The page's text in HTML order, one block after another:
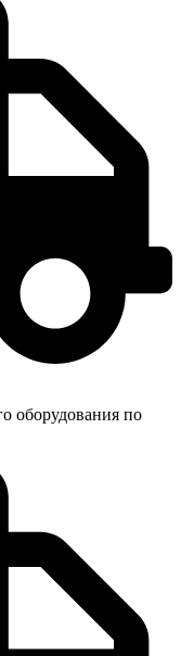
оборудования по